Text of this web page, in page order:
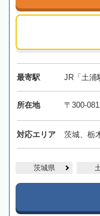
最寄駅 JR「土浦
所在地 〒300-
対応エリア 茨城、栃
茨城県